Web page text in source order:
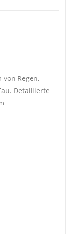
von Regen,
Detaillierte